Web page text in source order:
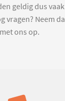
geldig dus
vragen? Neem
met ons op.